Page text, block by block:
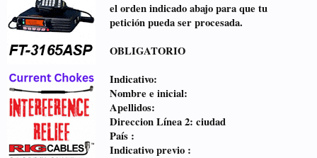
el orden indicado abajo para que tu
petición pueda ser procesada.
OBLIGATORIO
Indicativo:
Nombre e inicial:
Apellidos:
Direccion Línea 2: ciudad
País :
Indicativo previo :